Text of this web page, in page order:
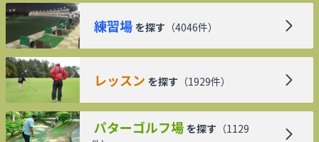
練習場 を探す （4046件）
レッスン を探す （1929件）
パターゴルフ場 を探す （1129